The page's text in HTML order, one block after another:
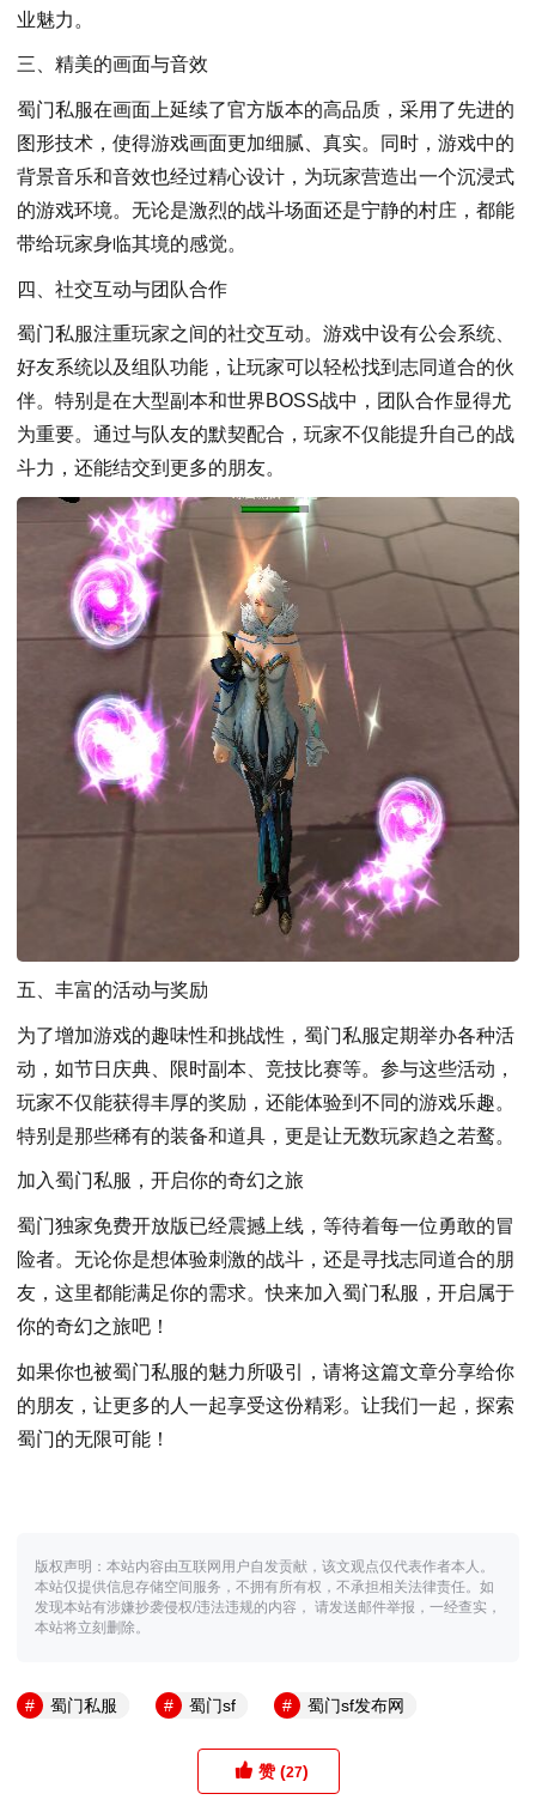
业魅力。
三、精美的画面与音效
蜀门私服在画面上延续了官方版本的高品质，采用了先进的
图形技术，使得游戏画面更加细腻、真实。同时，游戏中的
背景音乐和音效也经过精心设计，为玩家营造出一个沉浸式
的游戏环境。无论是激烈的战斗场面还是宁静的村庄，都能
带给玩家身临其境的感觉。
四、社交互动与团队合作
蜀门私服注重玩家之间的社交互动。游戏中设有公会系统、
好友系统以及组队功能，让玩家可以轻松找到志同道合的伙
伴。特别是在大型副本和世界BOSS战中，团队合作显得尤
为重要。通过与队友的默契配合，玩家不仅能提升自己的战
斗力，还能结交到更多的朋友。
五、丰富的活动与奖励
为了增加游戏的趣味性和挑战性，蜀门私服定期举办各种活
动，如节日庆典、限时副本、竞技比赛等。参与这些活动，
玩家不仅能获得丰厚的奖励，还能体验到不同的游戏乐趣。
特别是那些稀有的装备和道具，更是让无数玩家趋之若鹜。
加入蜀门私服，开启你的奇幻之旅
蜀门独家免费开放版已经震撼上线，等待着每一位勇敢的冒
险者。无论你是想体验刺激的战斗，还是寻找志同道合的朋
友，这里都能满足你的需求。快来加入蜀门私服，开启属于
你的奇幻之旅吧！
如果你也被蜀门私服的魅力所吸引，请将这篇文章分享给你
的朋友，让更多的人一起享受这份精彩。让我们一起，探索
蜀门的无限可能！
版权声明：本站内容由互联网用户自发贡献，该文观点仅代表作者本人。
本站仅提供信息存储空间服务，不拥有所有权，不承担相关法律责任。如
发现本站有涉嫌抄袭侵权/违法违规的内容， 请发送邮件举报，一经查实，
本站将立刻删除。
蜀门私服 蜀门sf 蜀门sf发布网
赞 (27)